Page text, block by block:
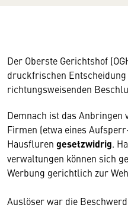
Der Oberste Gerichtshof
druckfrischen Entscheidung
richtungsweisenden
Demnach ist das Anbringen
Firmen (etwa eines
Hausfluren gesetzwidrig.
verwaltungen können sich
Werbung gerichtlich zur
Auslöser war die